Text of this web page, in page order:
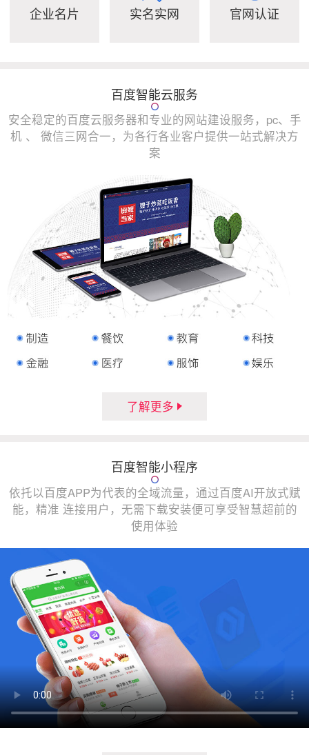
企业名片 实名实网 官网认证
百度智能云服务
安全稳定的百度云服务器和专业的网站建设服务，pc、手
机 、 微信三网合一，为各行各业客户提供一站式解决方
案
了解更多
百度智能小程序
依托以百度APP为代表的全域流量，通过百度AI开放式赋
能，精准 连接用户，无需下载安装便可享受智慧超前的
使用体验